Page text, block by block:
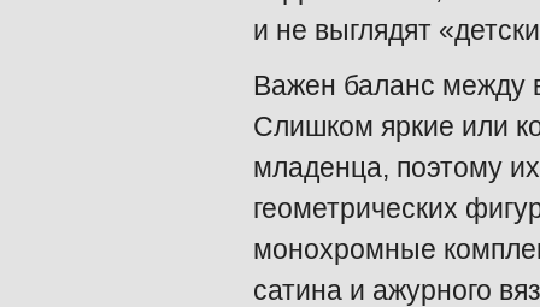
и не выглядят
Важен баланс между
Слишком яркие или
младенца, поэтому
геометрических
монохромные
сатина и ажурного